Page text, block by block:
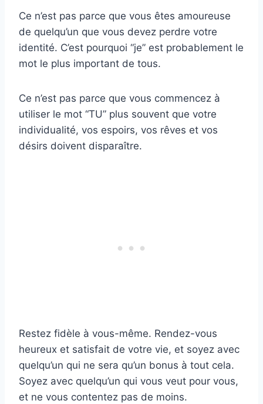
Ce n’est pas parce que vous êtes amoureuse
de quelqu’un que vous devez perdre votre
identité. C’est pourquoi “je” est probablement le
mot le plus important de tous.
Ce n’est pas parce que vous commencez à
utiliser le mot “TU” plus souvent que votre
individualité, vos espoirs, vos rêves et vos
désirs doivent disparaître.
Restez fidèle à vous-même. Rendez-vous
heureux et satisfait de votre vie, et soyez avec
quelqu’un qui ne sera qu’un bonus à tout cela.
Soyez avec quelqu’un qui vous veut pour vous,
et ne vous contentez pas de moins.